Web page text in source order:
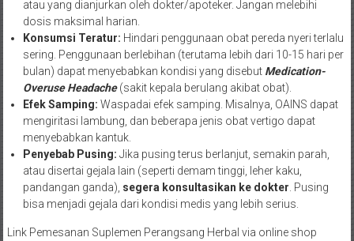
atau yang dianjurkan oleh dokter/apoteker. Jangan melebihi
dosis maksimal harian.
Konsumsi Teratur: Hindari penggunaan obat pereda nyeri terlalu
sering. Penggunaan berlebihan (terutama lebih dari 10-15 hari per
bulan) dapat menyebabkan kondisi yang disebut Medication-
Overuse Headache(sakit kepala berulang akibat obat).
Efek Samping: Waspadai efek samping. Misalnya, OAINS dapat
mengiritasi lambung, dan beberapa jenis obat vertigo dapat
menyebabkan kantuk.
Penyebab Pusing: Jika pusing terus berlanjut, semakin parah,
atau disertai gejala lain (seperti demam tinggi, leher kaku,
pandangan ganda), segera konsultasikan ke dokter. Pusing
bisa menjadi gejala dari kondisi medis yang lebih serius.
Link Pemesanan Suplemen Perangsang Herbal via online shop